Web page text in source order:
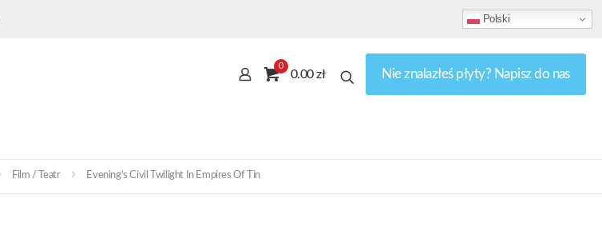
Polski
0
0.00 zł Nie znalazłeś płyty? Napisz do nas
Film / Teatr Evening’s Civil Twilight In Empires Of Tin